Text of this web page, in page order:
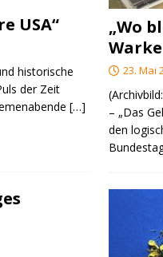
USA“
historische
der Zeit
[…]
„Wo
23. Mai
– „Das
den